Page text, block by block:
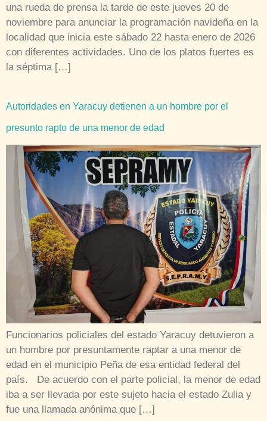
una rueda de prensa la tarde de este jueves 20 de
noviembre para anunciar la programación navideña en la
localidad que inicia este sábado 22 hasta enero de 2026
con diferentes actividades. Uno de los platos fuertes es
la séptima […]
Autoridades en Yaracuy detienen a un hombre por el
presunto rapto de una menor de edad
Funcionarios policiales del estado Yaracuy detuvieron a
un hombre por presuntamente raptar a una menor de
edad en el municipio Peña de esa entidad federal del
país. De acuerdo con el parte policial, la menor de edad
iba a ser llevada por este sujeto hacia el estado Zulia y
fue una llamada anónima que […]